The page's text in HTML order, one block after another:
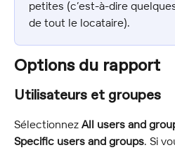
petites (c’est-à-dire
de tout le locataire).
Options du rapport
Utilisateurs et groupes
Sélectionnez All users and
Specific users and groups. Si